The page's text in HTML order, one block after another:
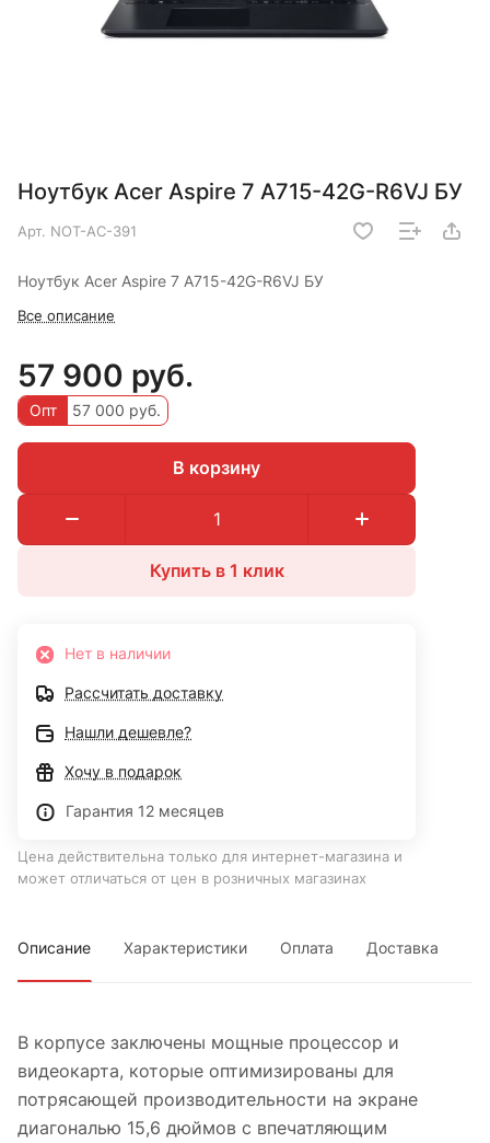
Ноутбук Acer Aspire 7 A715-42G-R6VJ БУ
Арт. NOT-AC-391
Ноутбук Acer Aspire 7 A715-42G-R6VJ БУ
Все описание
57 900 руб.
Опт 57 000 руб.
В корзину
Купить в 1 клик
Нет в наличии
Рассчитать доставку
Нашли дешевле?
Хочу в подарок
Гарантия 12 месяцев
Цена действительна только для интернет-магазина и
может отличаться от цен в розничных магазинах
Описание Характеристики Оплата Доставка
В корпусе заключены мощные процессор и
видеокарта, которые оптимизированы для
потрясающей производительности на экране
диагональю 15,6 дюймов с впечатляющим